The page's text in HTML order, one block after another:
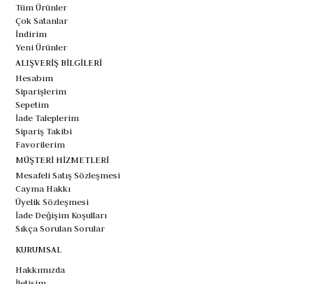
Tüm Ürünler
Çok Satanlar
İndirim
Yeni Ürünler
ALIŞVERİŞ BİLGİLERİ
Hesabım
Siparişlerim
Sepetim
İade Taleplerim
Sipariş Takibi
Favorilerim
MÜŞTERİ HİZMETLERİ
Mesafeli Satış Sözleşmesi
Cayma Hakkı
Üyelik Sözleşmesi
İade Değişim Koşulları
Sıkça Sorulan Sorular
KURUMSAL
Hakkımızda